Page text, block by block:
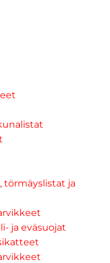
törmäyslistat ja
ja eväsuojat